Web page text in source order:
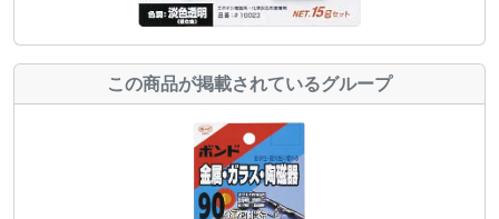
この商品が掲載されているグループ